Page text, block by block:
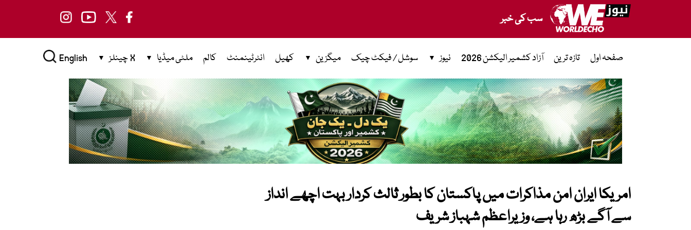
سب کی خبر
صفحہ اول تازہ ترین آزاد کشمیر الیکشن 2026 نیوز سوشل / فیکٹ چیک میگزین کھیل انٹرٹینمنٹ کالم ملٹی میڈیا X چینلز English
امریکا ایران امن مذاکرات میں پاکستان کا بطور ثالث کردار بہت اچھے انداز
سے آگے بڑھ رہا ہے، وزیراعظم شہباز شریف